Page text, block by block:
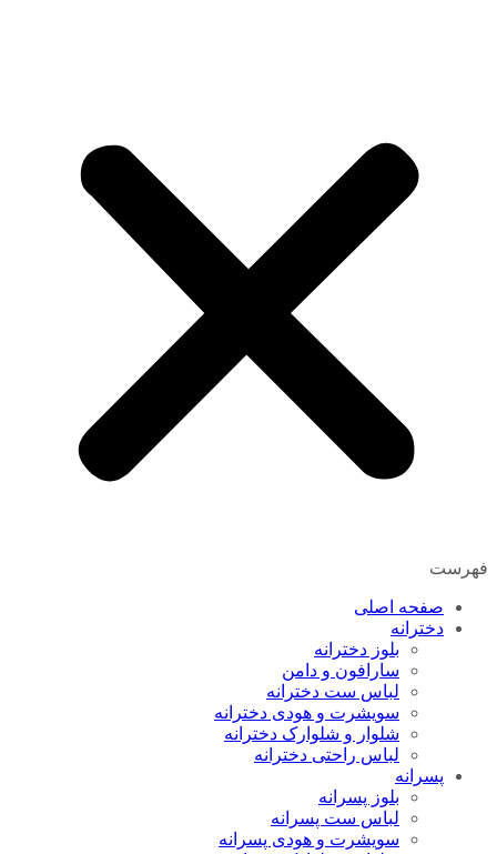
فهرست
صفحه اصلی
دخترانه
بلوز دخترانه
سارافون و دامن
لباس ست دخترانه
سویشرت و هودی دخترانه
شلوار و شلوارک دخترانه
لباس راحتی دخترانه
پسرانه
بلوز پسرانه
لباس ست پسرانه
سویشرت و هودی پسرانه